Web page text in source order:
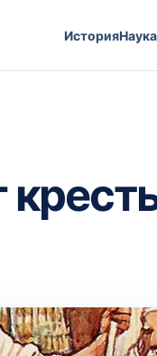
ИсторияНаука